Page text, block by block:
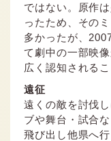
ではない。原作
ったため、その
多かったが、
て劇中の一部映
広く認知されるこ
遠征
遠くの敵を討伐
ブや舞台・試合
飛び出し他県へ
ポイントを消費して
ログイ